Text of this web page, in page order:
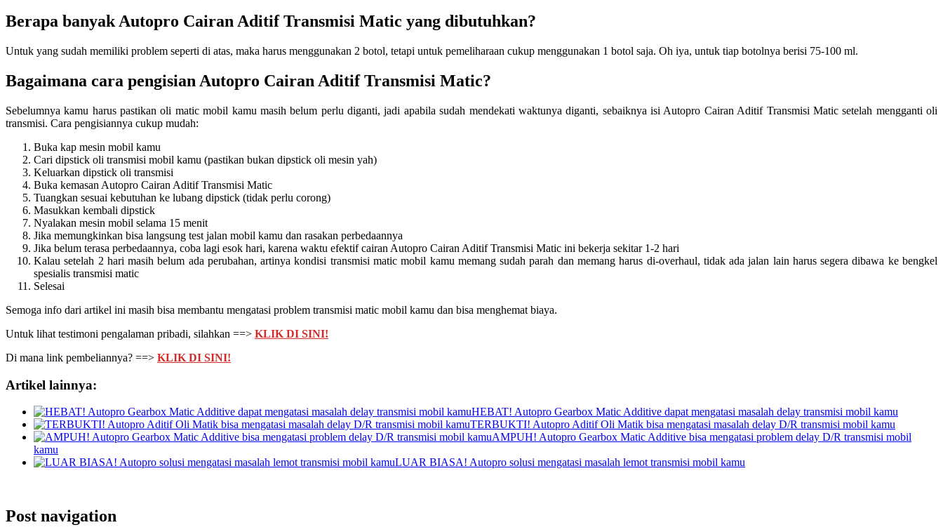
Berapa banyak Autopro Cairan Aditif Transmisi Matic yang dibutuhkan?
Untuk yang sudah memiliki problem seperti di atas, maka harus menggunakan 2 botol, tetapi untuk pemeliharaan cukup menggunakan 1 botol saja. Oh iya, untuk tiap botolnya berisi 75-100 ml.
Bagaimana cara pengisian Autopro Cairan Aditif Transmisi Matic?
Sebelumnya kamu harus pastikan oli matic mobil kamu masih belum perlu diganti, jadi apabila sudah mendekati waktunya diganti, sebaiknya isi Autopro Cairan Aditif Transmisi Matic setelah mengganti oli
transmisi. Cara pengisiannya cukup mudah:
Buka kap mesin mobil kamu
Cari dipstick oli transmisi mobil kamu (pastikan bukan dipstick oli mesin yah)
Keluarkan dipstick oli transmisi
Buka kemasan Autopro Cairan Aditif Transmisi Matic
Tuangkan sesuai kebutuhan ke lubang dipstick (tidak perlu corong)
Masukkan kembali dipstick
Nyalakan mesin mobil selama 15 menit
Jika memungkinkan bisa langsung test jalan mobil kamu dan rasakan perbedaannya
Jika belum terasa perbedaannya, coba lagi esok hari, karena waktu efektif cairan Autopro Cairan Aditif Transmisi Matic ini bekerja sekitar 1-2 hari
Kalau setelah 2 hari masih belum ada perubahan, artinya kondisi transmisi matic mobil kamu memang sudah parah dan memang harus di-overhaul, tidak ada jalan lain harus segera dibawa ke bengkel
spesialis transmisi matic
Selesai
Semoga info dari artikel ini masih bisa membantu mengatasi problem transmisi matic mobil kamu dan bisa menghemat biaya.
Untuk lihat testimoni pengalaman pribadi, silahkan ==> KLIK DI SINI!
Di mana link pembeliannya? ==> KLIK DI SINI!
Artikel lainnya:
HEBAT! Autopro Gearbox Matic Additive dapat mengatasi masalah delay transmisi mobil kamu
TERBUKTI! Autopro Aditif Oli Matik bisa mengatasi masalah delay D/R transmisi mobil kamu
AMPUH! Autopro Gearbox Matic Additive bisa mengatasi problem delay D/R transmisi mobil
kamu
LUAR BIASA! Autopro solusi mengatasi masalah lemot transmisi mobil kamu
Post navigation